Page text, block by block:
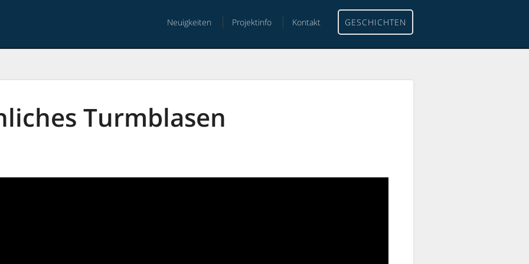
Neuigkeiten Projektinfo Kontakt GESCHICHTEN
Turmblasen